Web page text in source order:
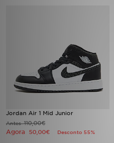
Jordan Air 1 Mid Junior
Antes110,00€
Agora 50,00€ Desconto 55%